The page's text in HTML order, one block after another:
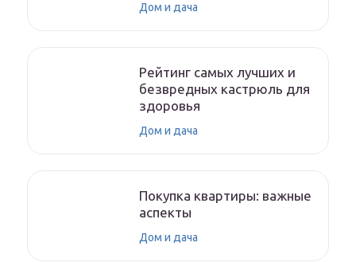
Дом и дача
Рейтинг самых лучших и
безвредных кастрюль для
здоровья
Дом и дача
Покупка квартиры: важные
аспекты
Дом и дача